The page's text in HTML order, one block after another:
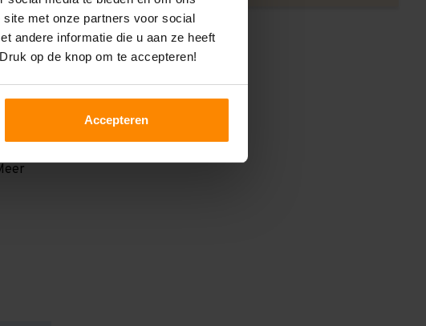
met onze partners voor social
andere informatie die u aan ze heeft
op de knop om te accepteren!
Accepteren
valt. Dit